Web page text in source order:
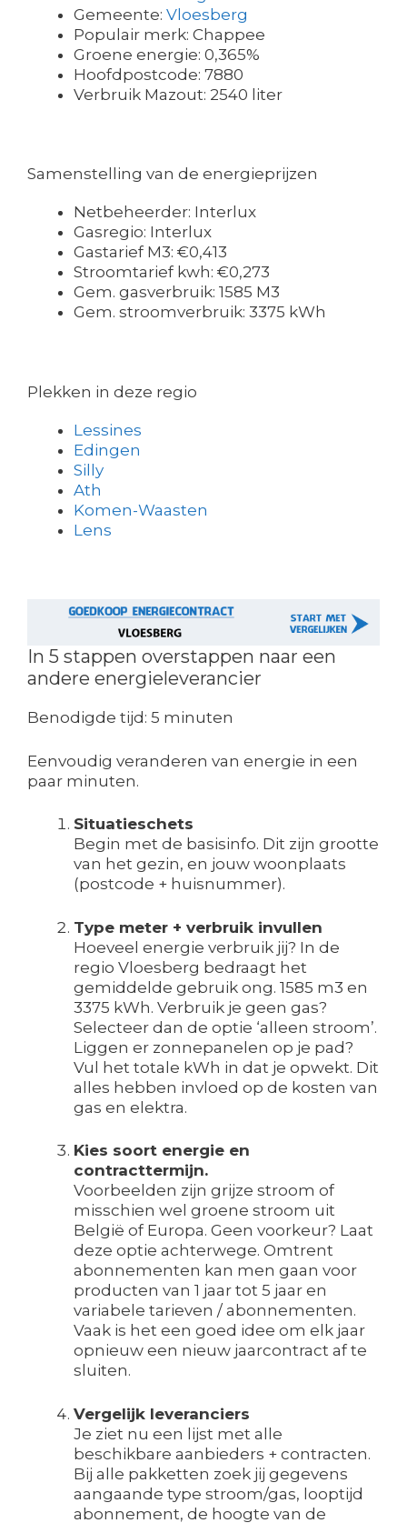
Gemeente: Vloesberg
Populair merk: Chappee
Groene energie: 0,365%
Hoofdpostcode: 7880
Verbruik Mazout: 2540 liter
Samenstelling van de energieprijzen
Netbeheerder: Interlux
Gasregio: Interlux
Gastarief M3: €0,413
Stroomtarief kwh: €0,273
Gem. gasverbruik: 1585 M3
Gem. stroomverbruik: 3375 kWh
Plekken in deze regio
Lessines
Edingen
Silly
Ath
Komen-Waasten
Lens
In 5 stappen overstappen naar een
andere energieleverancier
Benodigde tijd: 5 minuten
Eenvoudig veranderen van energie in een
paar minuten.
Situatieschets
Begin met de basisinfo. Dit zijn grootte
van het gezin, en jouw woonplaats
(postcode + huisnummer).
Type meter + verbruik invullen
Hoeveel energie verbruik jij? In de
regio Vloesberg bedraagt het
gemiddelde gebruik ong. 1585 m3 en
3375 kWh. Verbruik je geen gas?
Selecteer dan de optie ‘alleen stroom’.
Liggen er zonnepanelen op je pad?
Vul het totale kWh in dat je opwekt. Dit
alles hebben invloed op de kosten van
gas en elektra.
Kies soort energie en
contracttermijn.
Voorbeelden zijn grijze stroom of
misschien wel groene stroom uit
België of Europa. Geen voorkeur? Laat
deze optie achterwege. Omtrent
abonnementen kan men gaan voor
producten van 1 jaar tot 5 jaar en
variabele tarieven / abonnementen.
Vaak is het een goed idee om elk jaar
opnieuw een nieuw jaarcontract af te
sluiten.
Vergelijk leveranciers
Je ziet nu een lijst met alle
beschikbare aanbieders + contracten.
Bij alle pakketten zoek jij gegevens
aangaande type stroom/gas, looptijd
abonnement, de hoogte van de